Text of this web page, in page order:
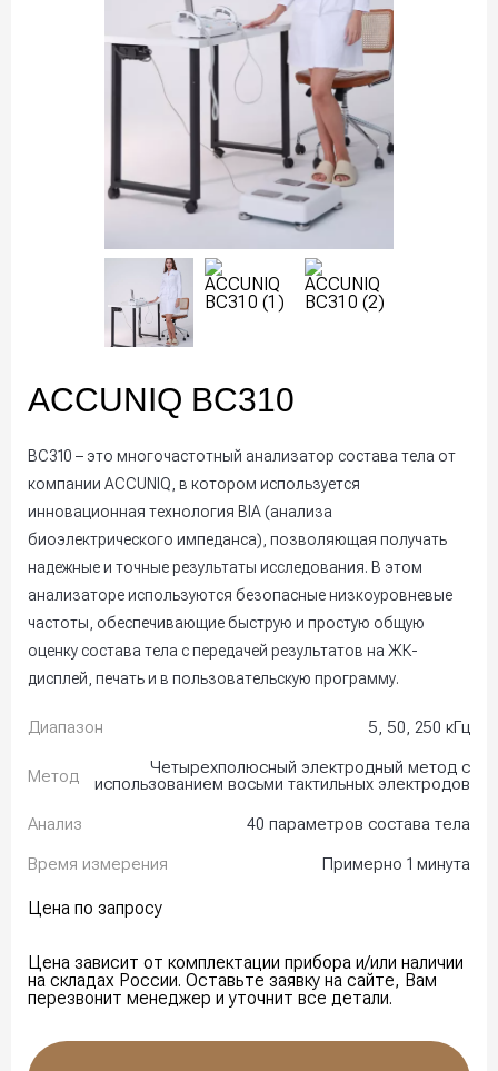
ACCUNIQ BC310
BC310 – это многочастотный анализатор состава тела от
компании ACCUNIQ, в котором используется
инновационная технология BIA (анализа
биоэлектрического импеданса), позволяющая получать
надежные и точные результаты исследования. В этом
анализаторе используются безопасные низкоуровневые
частоты, обеспечивающие быструю и простую общую
оценку состава тела с передачей результатов на ЖК-
дисплей, печать и в пользовательскую программу.
Диапазон 5, 50, 250 кГц
Метод
Четырехполюсный электродный метод с
использованием восьми тактильных электродов
Анализ
40 параметров состава тела
Время измерения
Примерно 1 минута
Цена по запросу
Цена зависит от комплектации прибора и/или наличии
на складах России. Оставьте заявку на сайте, Вам
перезвонит менеджер и уточнит все детали.